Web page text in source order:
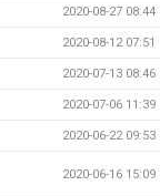
2020-08-27 08:44
2020-08-12 07:51
2020-07-13 08:46
2020-07-06 11:39
2020-06-22 09:53
2020-06-16 15:09